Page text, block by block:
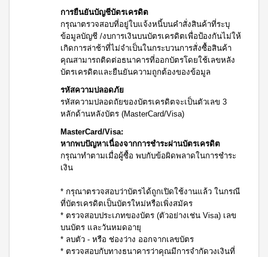
การยืนยันบัญชีบัตรเครดิต
กรุณาตรวจสอบที่อยู่ใบแจ้งหนี้บนคำสั่งสินค้าที่ระบุ
ข้อมูลบัญชี /งบการเงินบนบัตรเครดิตเพื่อป้องกันไม่ให้
เกิดการล่าช้าที่ไม่จำเป็นในกระบวนการสั่งซื้อสินค้า
คุณสามารถติดต่อธนาคารที่ออกบัตรโดยใช้เลขหลัง
บัตรเครดิตและยืนยันความถูกต้องของข้อมูล
รหัสความปลอดภัย
รหัสความปลอดถัยของบัตรเครดิตจะเป็นตัวเลข 3
หลักด้านหลังบัตร (MasterCard/Visa)
MasterCard/Visa:
หากพบปัญหาเนื่องจากการชำระผ่านบัตรเครดิต
กรุณาทำตามเมื่อผู้ซื้อ พบกับข้อผิดพลาดในการชำระ
เงิน
* กรุณาตรวจสอบว่าบัตรได้ถูกเปิดใช้งานแล้ว ในกรณี
ที่บัตรเครดิตเป็นบัตรใหม่หรือเพิ่งสมัคร
* ตรวจสอบประเภทของบัตร (ตัวอย่างเช่น Visa) เลข
บนบัตร และวันหมดอายุ
* ลบตัว - หรือ ช่องว่าง ออกจากเลขบัตร
* ตรวจสอบกับทางธนาคารว่าคุณมีการจำกัดวงเงินที่